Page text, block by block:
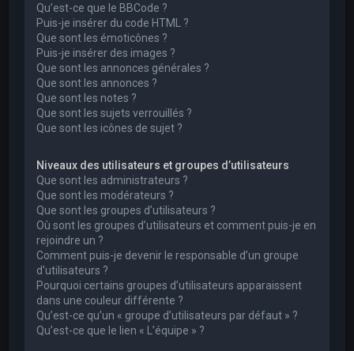
Qu’est-ce que le BBCode ?
Puis-je insérer du code HTML ?
Que sont les émoticônes ?
Puis-je insérer des images ?
Que sont les annonces générales ?
Que sont les annonces ?
Que sont les notes ?
Que sont les sujets verrouillés ?
Que sont les icônes de sujet ?
Niveaux des utilisateurs et groupes d’utilisateurs
Que sont les administrateurs ?
Que sont les modérateurs ?
Que sont les groupes d’utilisateurs ?
Où sont les groupes d’utilisateurs et comment puis-je en
rejoindre un ?
Comment puis-je devenir le responsable d’un groupe
d’utilisateurs ?
Pourquoi certains groupes d’utilisateurs apparaissent
dans une couleur différente ?
Qu’est-ce qu’un « groupe d’utilisateurs par défaut » ?
Qu’est-ce que le lien « L’équipe » ?